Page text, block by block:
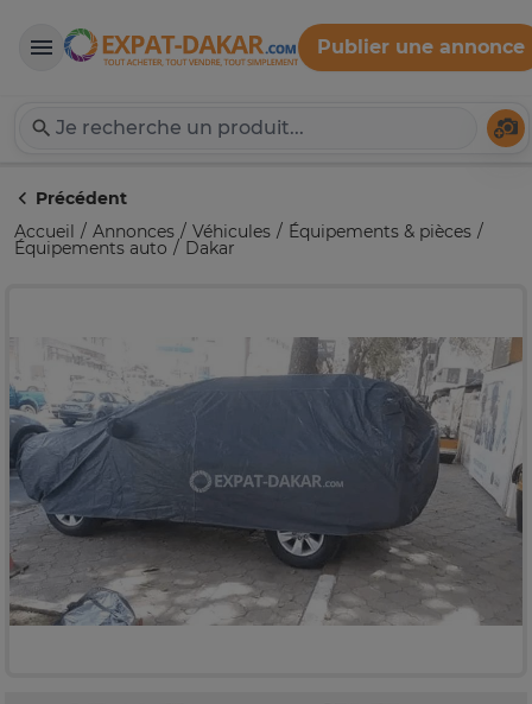
Expat-Dakar
Publier une annonce
Précédent
Accueil
Annonces Véhicules Équipements & pièces
Équipements auto Dakar